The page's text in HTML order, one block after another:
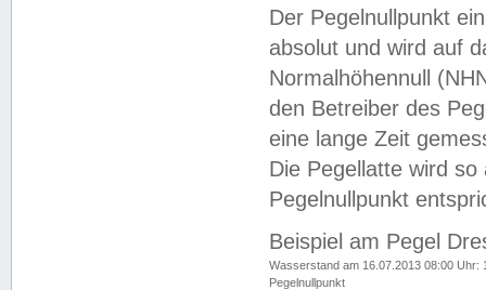
Der Pegelnullpunkt
absolut und wird auf
Normalhöhennull
den Betreiber des
eine lange Zeit
Die Pegellatte wird
Pegelnullpunkt
Beispiel am Pegel
Wasserstand am 16.07.2013 08:00 Uhr:
Pegelnullpunkt